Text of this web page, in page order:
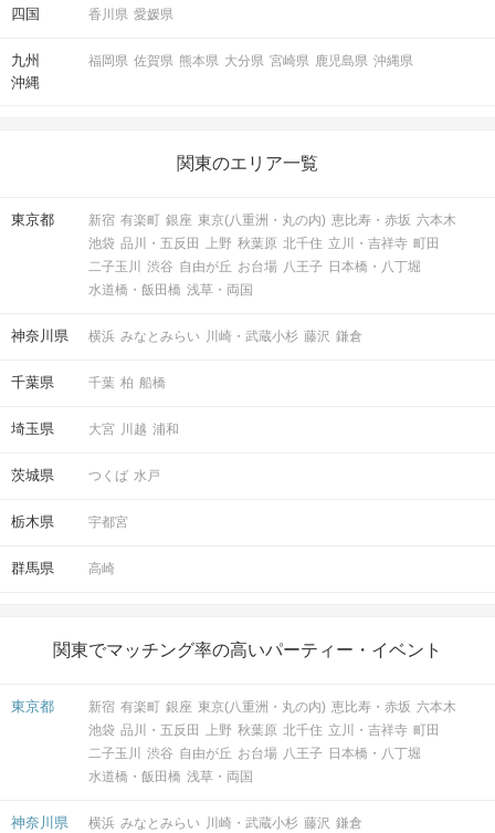
四国 香川県 愛媛県
九州
沖縄
福岡県 佐賀県 熊本県 大分県 宮崎県 鹿児島県 沖縄県
関東のエリア一覧
東京都 新宿 有楽町 銀座 東京(八重洲・丸の内) 恵比寿・赤坂 六本木
池袋 品川・五反田 上野 秋葉原 北千住 立川・吉祥寺 町田
二子玉川
渋谷 自由が丘 お台場 八王子 日本橋・八丁堀
水道橋・飯田橋 浅草・両国
神奈川県 横浜 みなとみらい 川崎・武蔵小杉 藤沢 鎌倉
千葉県 千葉 柏 船橋
埼玉県 大宮 川越 浦和
茨城県 つくば 水戸
栃木県 宇都宮
群馬県 高崎
関東でマッチング率の高いパーティー・イベント
東京都 新宿 有楽町 銀座 東京(八重洲・丸の内) 恵比寿・赤坂 六本木
池袋 品川・五反田 上野 秋葉原 北千住 立川・吉祥寺 町田
二子玉川
渋谷 自由が丘 お台場 八王子 日本橋・八丁堀
水道橋・飯田橋 浅草・両国
神奈川県 横浜 みなとみらい 川崎・武蔵小杉 藤沢 鎌倉